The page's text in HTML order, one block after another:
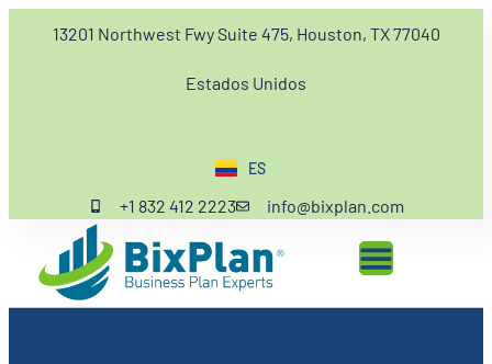
13201 Northwest Fwy Suite 475, Houston, TX 77040
Estados Unidos
ES
EN
+1 832 412 2223 info@bixplan.com